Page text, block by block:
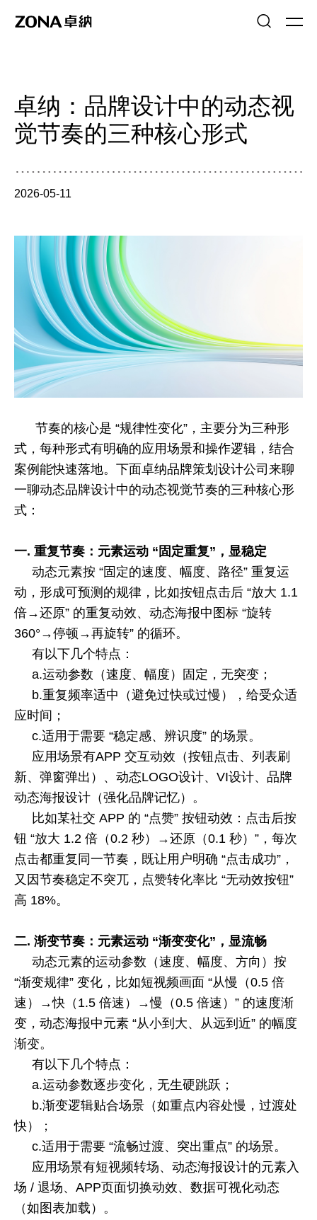
卓纳：品牌设计中的动态视
觉节奏的三种核心形式
2026-05-11
节奏的核心是 “规律性变化”，主要分为三种形
式，每种形式有明确的应用场景和操作逻辑，结合
案例能快速落地。 下面卓纳品牌策划设计公司来聊
一聊动态品牌设计中的动态视觉节奏的三种核心形
式 ：
一. 重复节奏：元素运动 “固定重复”，显稳定
动态元素按 “固定的速度、幅度、路径” 重复运
动，形成可预测的规律，比如按钮点击后 “放大 1.1
倍→还原” 的重复动效、动态海报中图标 “旋转
360°→停顿→再旋转” 的循环。
有以下几个特点：
a.运动参数（速度、幅度）固定，无突变；
b.重复频率适中（避免过快或过慢），给受众适
应时间；
c.适用于需要 “稳定感、辨识度” 的场景。
应用场景有APP 交互动效（按钮点击、列表刷
新、弹窗弹出）、动态LOGO设计、 VI设计、品牌
动态海报设计（强化品牌记忆）。
比如某社交 APP 的 “点赞” 按钮动效：点击后按
钮 “放大 1.2 倍（0.2 秒）→还原（0.1 秒）”，每次
点击都重复同一节奏，既让用户明确 “点击成功”，
又因节奏稳定不突兀，点赞转化率比 “无动效按钮”
高 18%。
二. 渐变节奏：元素运动 “渐变变化”，显流畅
动态元素的运动参数（速度、幅度、方向）按
“渐变规律” 变化，比如短视频画面 “从慢（0.5 倍
速）→快（ 1.5 倍速）→慢（0.5 倍速）” 的速度渐
变，动态海报中元素 “从小到大、从远到近” 的幅度
渐变。
有以下几个特点：
a.运动参数逐步变化，无生硬跳跃；
b.渐变逻辑贴合场景（如重点内容处慢，过渡处
快）；
c.适用于需要 “流畅过渡、突出重点” 的场景。
应用场景有短视频转场、动态海报设计的元素入
场 / 退场、 APP页面切换动效、数据可视化动态
（如图表加载）。